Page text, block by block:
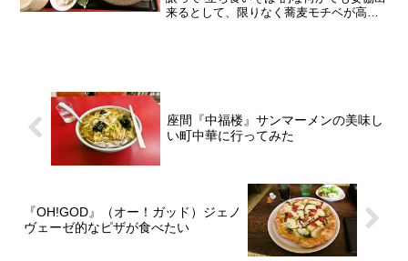
来るとして、限りなく蕎麦モチベが高ま
座間『中福楼』サンマーメンの美味し
い町中華に行ってみた
『OH!GOD』（オー！ガッド）ジェノ
ヴェーゼ的なピザが食べたい